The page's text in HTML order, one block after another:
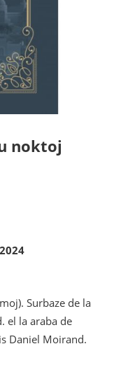
noktoj
Surbaze de la
el la araba de
Daniel Moirand.